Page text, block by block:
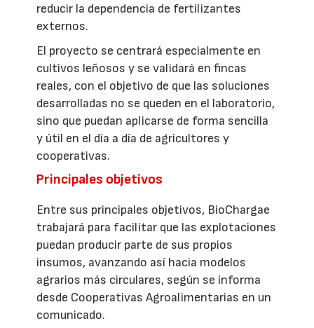
reducir la dependencia de fertilizantes
externos.
El proyecto se centrará especialmente en
cultivos leñosos y se validará en fincas
reales, con el objetivo de que las soluciones
desarrolladas no se queden en el laboratorio,
sino que puedan aplicarse de forma sencilla
y útil en el día a día de agricultores y
cooperativas.
Principales objetivos
Entre sus principales objetivos, BioChargae
trabajará para facilitar que las explotaciones
puedan producir parte de sus propios
insumos, avanzando así hacia modelos
agrarios más circulares, según se informa
desde Cooperativas Agroalimentarias en un
comunicado.